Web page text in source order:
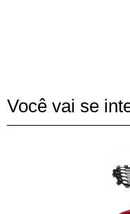
Você vai se